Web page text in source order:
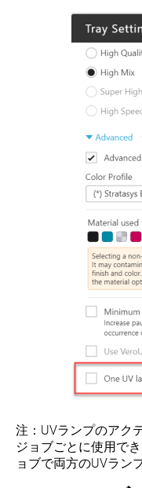
注：UVランプのアク
ジョブごとに使用で
ョブで両方のUVラン